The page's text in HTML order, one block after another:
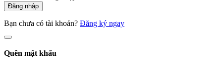
Đăng nhập
Bạn chưa có tài khoản? Đăng ký ngay
Quên mật khẩu